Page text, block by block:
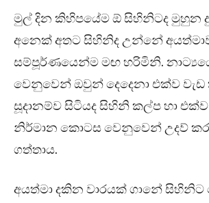
මුල් දින කිහිපයේම ඕ සිහිනිටද මුහුන
අනෙක් අතට සිහිනිද උන්නේ
සම්පූර්ණයෙන්ම මඟ හරිමිනි.
වෙනුවෙන් ඔවුන් දෙදෙනා එක්ව
සූදානම්ව සිටියද සිහිනි කල්ප හා
නිර්මාන කොටස වෙනුවෙන් උදව්
ගත්තාය.
අයත්මා දකින වාරයක් ගානේ